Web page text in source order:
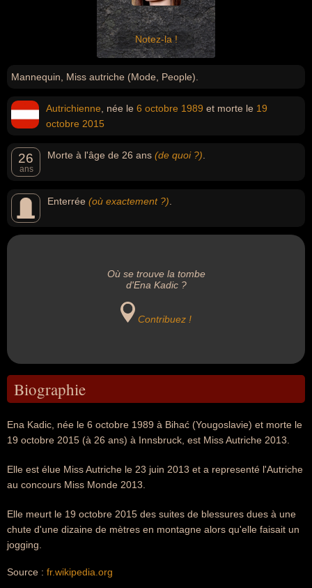
Notez-la !
Mannequin, Miss autriche (Mode, People).
Autrichienne , née le 6 octobre 1989 et morte le 19
octobre 2015
26
ans
Morte à l'âge de 26 ans (de quoi ?)
Enterrée (où exactement ?)
Où se trouve la tombe
d'Ena Kadic ?
Contribuez !
Biographie
Ena Kadic, née le 6 octobre 1989 à Bihać (Yougoslavie) et morte le
19 octobre 2015 (à 26 ans) à Innsbruck, est Miss Autriche 2013.
Elle est élue Miss Autriche le 23 juin 2013 et a representé l'Autriche
au concours Miss Monde 2013.
Elle meurt le 19 octobre 2015 des suites de blessures dues à une
chute d'une dizaine de mètres en montagne alors qu'elle faisait un
jogging.
Source : fr.wikipedia.org